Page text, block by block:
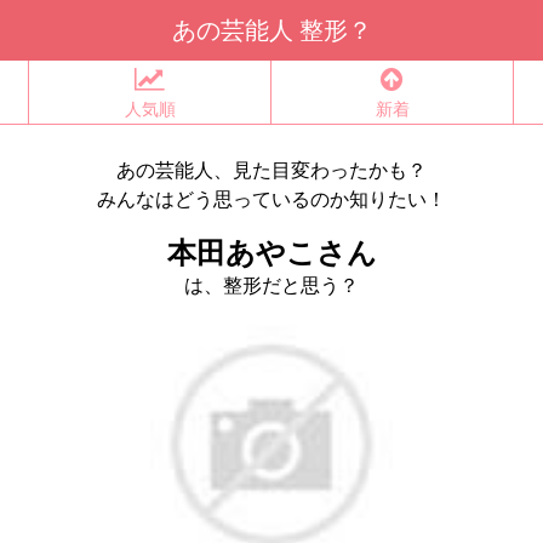
あの芸能人 整形？
人気順 新着
あの芸能人、見た目変わったかも？
みんなはどう思っているのか知りたい！
本田あやこさん
は、整形だと思う？